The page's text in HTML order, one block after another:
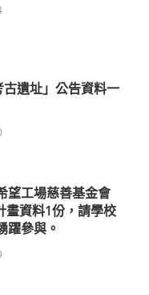
遺址」公告資料一
望工場慈善基金會
畫資料1份，請學校
躍參與。